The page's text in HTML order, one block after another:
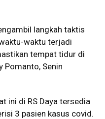
langkah taktis
waktu terjadi
tempat tidur di
Pomanto, Senin
ini di RS Daya tersedia
3 pasien kasus covid.